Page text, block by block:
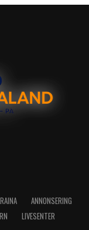
ANNONSERING
LIVESENTER